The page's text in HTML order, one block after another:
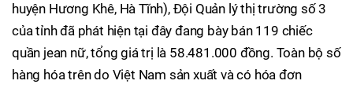
huyện Hương Khê, Hà Tĩnh), Đội Quản lý thị trường số 3
của tỉnh đã phát hiện tại đây đang bày bán 119 chiếc
quần jean nữ, tổng giá trị là 58.481.000 đồng. Toàn bộ số
hàng hóa trên do Việt Nam sản xuất và có hóa đơn